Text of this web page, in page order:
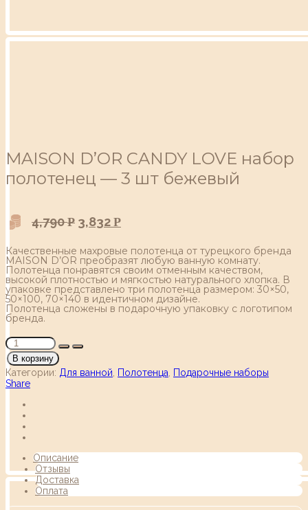
MAISON D’OR CANDY LOVE набор
полотенец — 3 шт бежевый
4,790Р 3,832 Р
Качественные махровые полотенца от турецкого бренда
MAISON D’OR преобразят любую ванную комнату.
Полотенца понравятся своим отменным качеством,
высокой плотностью и мягкостью натурального хлопка. В
упаковке представлено три полотенца размером: 30×50,
50×100, 70×140 в идентичном дизайне.
Полотенца сложены в подарочную упаковку с логотипом
бренда.
В корзину
Категории: Для ванной Полотенца
Подарочные наборы
Share
Описание
Отзывы
Доставка
Оплата